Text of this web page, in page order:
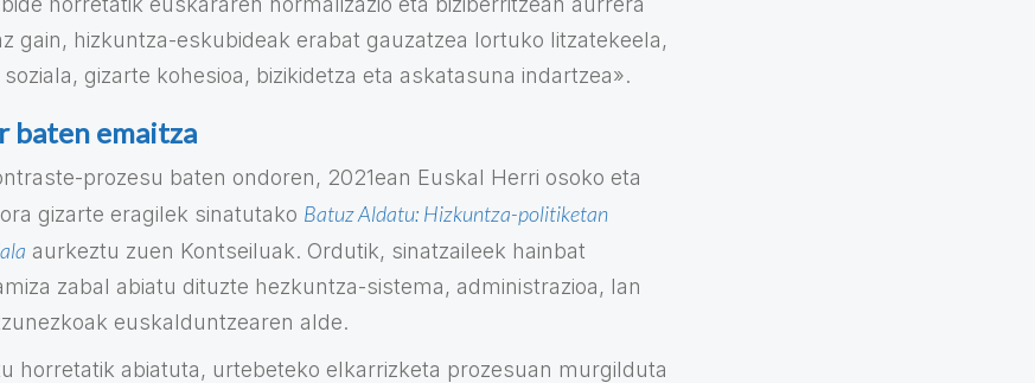
gain, hizkuntza-eskubideak erabat gauzatzea lortuko litzatekeela,
gizarte kohesioa, bizikidetza eta askatasuna indartzea».
baten emaitza
prozesu baten ondoren, 2021ean Euskal Herri osoko eta
gizarte eragilek sinatutako Batuz Aldatu: Hizkuntza-politiketan
aurkeztu zuen Kontseiluak. Ordutik, sinatzaileek hainbat
zabal abiatu dituzte hezkuntza-sistema, administrazioa, lan
euskalduntzearen alde.
horretatik abiatuta, urtebeteko elkarrizketa prozesuan murgilduta